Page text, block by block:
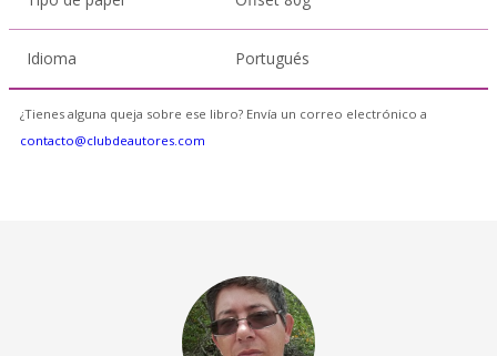
Idioma Portugués
¿Tienes alguna queja sobre ese libro? Envía un correo electrónico a
contacto@clubdeautores.com